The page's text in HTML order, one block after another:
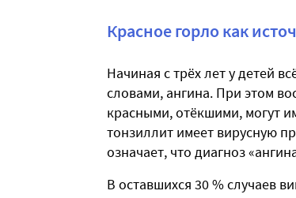
Красное горло как
Начиная с трёх лет у детей
словами, ангина. При этом
красными, отёкшими, могут
тонзиллит имеет вирусную
означает, что диагноз
В оставшихся 30 % случаев